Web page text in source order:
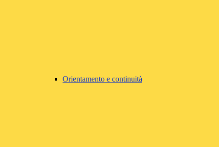
Orientamento e continuità